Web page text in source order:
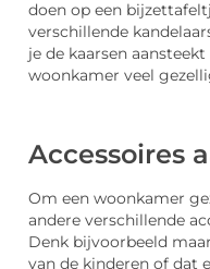
doen op een
verschillende
je de kaarsen
woonkamer veel
Accessoires
Om een woonkamer
andere verschillende
Denk bijvoorbeeld
van de kinderen of dat